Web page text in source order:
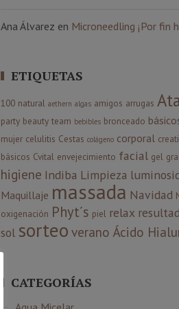
Ana Álvarez en Microneedling ¡Por fin
ETIQUETAS
100 natural aethern algas amigos arrugas
party beauty team bebibles bronceado
mujer celulitis Cestas colágeno corporal
básicos Cvital envejecimiento facial gel
higiene Indiba Limpieza
Maquillaje massada Navidad
oxigenación Phyt´s piel relax
sol sorteo verano Ácido
CATEGORÍAS